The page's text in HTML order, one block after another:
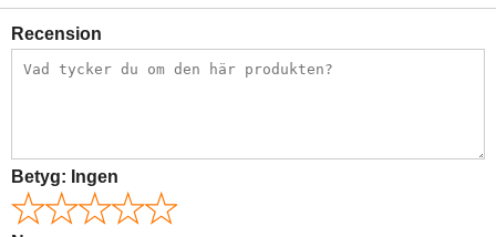
Recension
Betyg: Ingen